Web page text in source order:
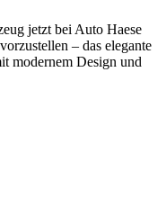
jetzt bei Auto Haese
– das elegante
modernem Design und